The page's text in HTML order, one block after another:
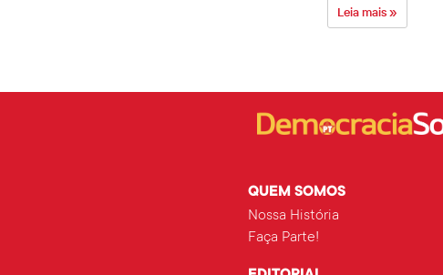
Leia mais »
QUEM SOMOS
Nossa História
Faça Parte!